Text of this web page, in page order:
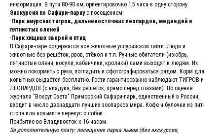
информация. В пути 80-90 км, ориентировочно 1,5 часа в одну сторону.
Экскурсия по Сафари-паркус посещением:
·Парк амурских тигров, дальневосточных леопардов, медведей и
пятнистых оленей
·Парк хищных зверей и птиц
В Сафари-паре содержатся все животные уссурийской тайги. Люди и
животные без решёток, рвов, стёкол и т.п. Ручные обитатели (изюбрь,
пятнистые олени, косули, кабанчики, кролики) сами выходят к людям. Их
можно покормить с руки, погладить и сфотографироваться рядом. Корм для
копытных выдаётся бесплатно. Гости гарантированно наблюдают ТИГРОВ и
ЛЕОПАРДОВ (с виадука, без решёток, прямо перед глазами). По оценке
журнала "Вокруг Света" Приморский Сафари-парк, единственный в России,
входит в число двенадцати лучших зоопарков мира. Кофе и булочки из пит-
стопа или возьмите перекус с собой.
Прибытие во Владивосток к 16 часам.
За дополнительную плату: посещение парка львов (без экскурсии,